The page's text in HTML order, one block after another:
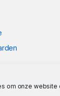
om onze website